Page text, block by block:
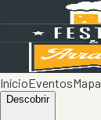
InícioEventosMapa
Descobrir